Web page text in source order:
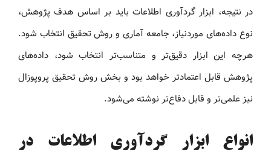
در نتیجه، ابزار گردآوری اطلاعات باید بر اساس هدف پژوهش،
نوع داده‌های موردنیاز، جامعه آماری و روش تحقیق انتخاب شود.
هرچه این ابزار دقیق‌تر و متناسب‌تر انتخاب شود، داده‌های
پژوهش قابل اعتمادتر خواهد بود و بخش روش تحقیق پروپوزال
نیز علمی‌تر و قابل دفاع‌تر نوشته می‌شود.
انواع ابزار گردآوری اطلاعات در